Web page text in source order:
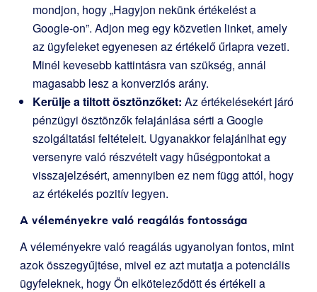
mondjon, hogy „Hagyjon nekünk értékelést a
Google-on”. Adjon meg egy közvetlen linket, amely
az ügyfeleket egyenesen az értékelő űrlapra vezeti.
Minél kevesebb kattintásra van szükség, annál
magasabb lesz a konverziós arány.
Kerülje a tiltott ösztönzőket: Az értékelésekért járó
pénzügyi ösztönzők felajánlása sérti a Google
szolgáltatási feltételeit. Ugyanakkor felajánlhat egy
versenyre való részvételt vagy hűségpontokat a
visszajelzésért, amennyiben ez nem függ attól, hogy
az értékelés pozitív legyen.
A véleményekre való reagálás fontossága
A véleményekre való reagálás ugyanolyan fontos, mint
azok összegyűjtése, mivel ez azt mutatja a potenciális
ügyfeleknek, hogy Ön elköteleződött és értékeli a